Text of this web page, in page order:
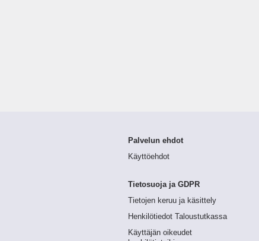
Palvelun ehdot
Käyttöehdot
Tietosuoja ja GDPR
Tietojen keruu ja käsittely
Henkilötiedot Taloustutkassa
Käyttäjän oikeudet